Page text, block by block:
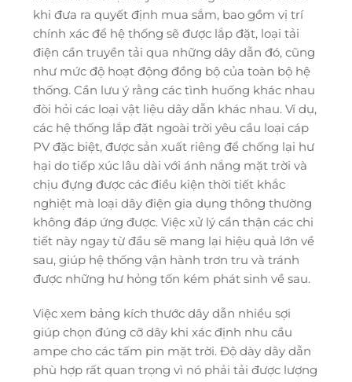
khi đưa ra quyết định mua sắm, bao gồm vị trí
chính xác để hệ thống sẽ được lắp đặt, loại tải
điện cần truyền tải qua những dây dẫn đó, cũng
như mức độ hoạt động đồng bộ của toàn bộ hệ
thống. Cần lưu ý rằng các tình huống khác nhau
đòi hỏi các loại vật liệu dây dẫn khác nhau. Ví dụ,
các hệ thống lắp đặt ngoài trời yêu cầu loại cáp
PV đặc biệt, được sản xuất riêng để chống lại hư
hại do tiếp xúc lâu dài với ánh nắng mặt trời và
chịu đựng được các điều kiện thời tiết khắc
nghiệt mà loại dây điện gia dụng thông thường
không đáp ứng được. Việc xử lý cẩn thận các chi
tiết này ngay từ đầu sẽ mang lại hiệu quả lớn về
sau, giúp hệ thống vận hành trơn tru và tránh
được những hư hỏng tốn kém phát sinh về sau.
Việc xem bảng kích thước dây dẫn nhiều sợi
giúp chọn đúng cỡ dây khi xác định nhu cầu
ampe cho các tấm pin mặt trời. Độ dày dây dẫn
phù hợp rất quan trọng vì nó phải tải được lượng